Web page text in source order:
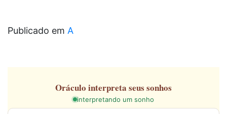
Publicado em A
Oráculo interpreta seus sonhos
interpretando um sonho